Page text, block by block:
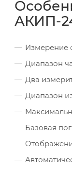
АКИП-
Измерение
Диапазон
Два
Диапазон
Базовая